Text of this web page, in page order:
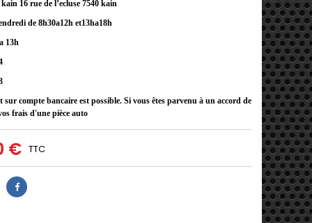
16 rue de l’ecluse 7540 kain
de 8h30a12h et13ha18h
13h
sur compte bancaire est possible. Si vous êtes parvenu à un accord de
frais d'une pièce auto
€ TTC